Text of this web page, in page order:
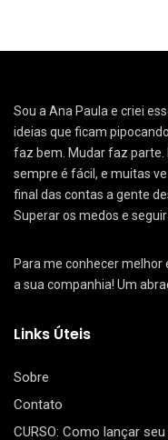
Sou a Ana Paula e criei
ideias que ficam
faz bem. Mudar faz parte.
sempre é fácil, e muitas
final das contas a gente
Superar os medos e
Para me conhecer melhor
a sua companhia! Um
Links Úteis
Sobre
Contato
CURSO: Como lançar